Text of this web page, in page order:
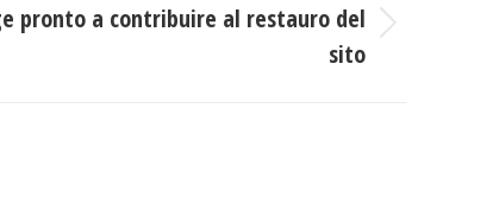
pronto a contribuire al restauro del
sito